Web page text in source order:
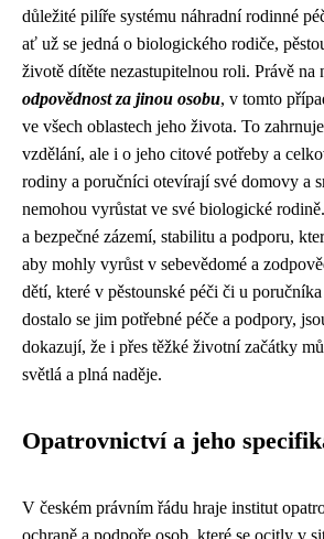
důležité pilíře systému náhradní rodinné
ať už se jedná o biologického rodiče,
životě dítěte nezastupitelnou roli. Právě na
odpovědnost za jinou osobu, v tomto
ve všech oblastech jeho života. To
vzdělání, ale i o jeho citové potřeby a
rodiny a poručníci otevírají své domovy a
nemohou vyrůstat ve své biologické
a bezpečné zázemí, stabilitu a podporu,
aby mohly vyrůst v sebevědomé a
dětí, které v pěstounské péči či u
dostalo se jim potřebné péče a podpory,
dokazují, že i přes těžké životní začátky
světlá a plná naděje.
Opatrovnictví a jeho
V českém právním řádu hraje institut
ochraně a podpoře osob, které se ocitly v